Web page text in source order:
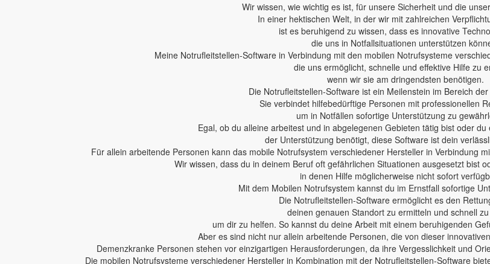
Wir wissen, wie wichtig es ist, für unsere Sicherheit und die
In einer hektischen Welt, in der wir mit zahlreichen
ist es beruhigend zu wissen, dass es innovative
die uns in Notfallsituationen unterstützen
Meine Notrufleitstellen-Software in Verbindung mit den mobilen Notrufsysteme
die uns ermöglicht, schnelle und effektive Hilfe zu
wenn wir sie am dringendsten benötigen.
Die Notrufleitstellen-Software ist ein Meilenstein im Bereich
Sie verbindet hilfebedürftige Personen mit professionellen
um in Notfällen sofortige Unterstützung zu
Egal, ob du alleine arbeitest und in abgelegenen Gebieten tätig bist oder
der Unterstützung benötigt, diese Software ist dein
Für allein arbeitende Personen kann das mobile Notrufsystem verschiedener Hersteller in Verbindung
Wir wissen, dass du in deinem Beruf oft gefährlichen Situationen ausgesetzt bist
in denen Hilfe möglicherweise nicht sofort
Mit dem Mobilen Notrufsystem kannst du im Ernstfall sofortige
Die Notrufleitstellen-Software ermöglicht es den
deinen genauen Standort zu ermitteln und schnell
um dir zu helfen. So kannst du deine Arbeit mit einem beruhigenden
Aber es sind nicht nur allein arbeitende Personen, die von dieser
Demenzkranke Personen stehen vor einzigartigen Herausforderungen, da ihre Vergesslichkeit und
Die mobilen Notrufsysteme verschiedener Hersteller in Kombination mit der Notrufleitstellen-Software